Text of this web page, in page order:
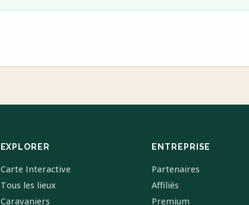
EXPLORER
Carte Interactive
Tous les lieux
Caravaniers
ENTREPRISE
Partenaires
Affiliés
Premium